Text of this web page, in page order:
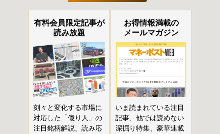
有料会員限定記事が
読み放題
刻々と変化する市場に
対応した「億り人」の
注目銘柄解説、読み応
お得情報満載の
メールマガジン
いま読まれている注目
記事、他では読めない
深掘り特集、豪華連載